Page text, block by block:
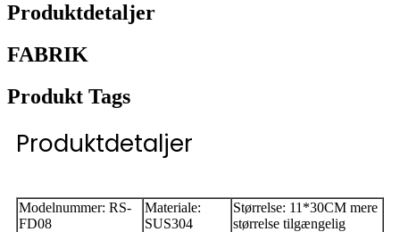
Produktdetaljer
FABRIK
Produkt Tags
Produktdetaljer
Modelnummer: RS-
FD08
Materiale:
SUS304
Størrelse: 11*30CM mere
størrelse tilgængelig